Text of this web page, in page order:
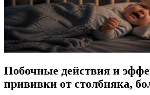
Побочные действия и
прививки от столбняка,